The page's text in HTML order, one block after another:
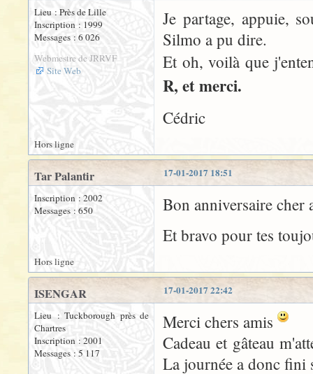
Lieu : Près de Lille
Inscription : 1999
Messages : 6 026
Webmestre de JRRVF
Site Web
Je partage, appuie,
Silmo a pu dire.
Et oh, voilà que
R, et merci.
Cédric
Hors ligne
17-01-2017 18:51
Tar Palantir
Inscription : 2002
Messages : 650
Bon anniversaire cher
Et bravo pour tes
Hors ligne
17-01-2017 22:42
ISENGAR
Lieu : Tuckborough près de
Chartres
Inscription : 2001
Messages : 5 117
Merci chers amis
Cadeau et gâteau
La journée a donc fini